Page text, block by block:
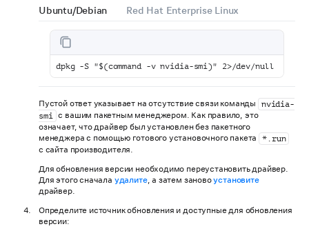
Ubuntu/Debian Red Hat Enterprise Linux
dpkg -S "$(command -v nvidia-smi)" 2>/dev/null
Пустой ответ указывает на отсутствие связи команды
nvidia-
smi
с вашим пакетным менеджером. Как правило, это
означает, что драйвер был установлен без пакетного
менеджера с помощью готового установочного пакета
*.run
с сайта производителя.
Для обновления версии необходимо переустановить драйвер.
Для этого сначала удалите, а затем зановоустановите
драйвер.
Определите источник обновления и доступные для обновления
версии: